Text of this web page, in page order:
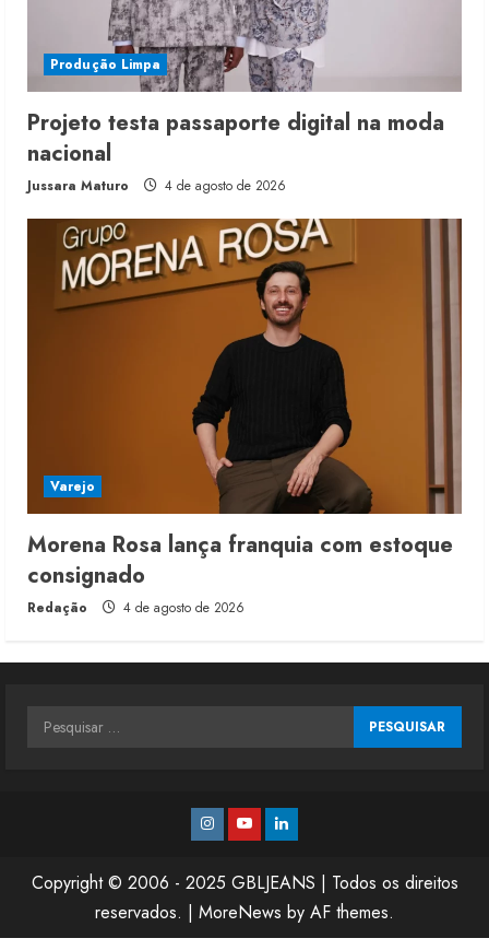
Produção Limpa
Projeto testa passaporte digital na moda
nacional
Jussara Maturo 4 de agosto de 2026
Varejo
Morena Rosa lança franquia com estoque
consignado
Redação 4 de agosto de 2026
Pesquisar
Instagram
YoutubeLinkedin
Copyright © 2006 - 2025 GBLJEANS | Todos os direitos
reservados. | MoreNews by AF themes.